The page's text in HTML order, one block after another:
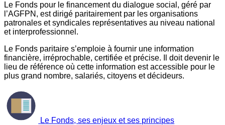
Le Fonds pour le financement du dialogue social, géré par
l’AGFPN, est dirigé paritairement par les organisations
patronales et syndicales représentatives au niveau national
et interprofessionnel.
Le Fonds paritaire s’emploie à fournir une information
financière, irréprochable, certifiée et précise. Il doit devenir le
lieu de référence où cette information est accessible pour le
plus grand nombre, salariés, citoyens et décideurs.
Le Fonds, ses enjeux et ses principes